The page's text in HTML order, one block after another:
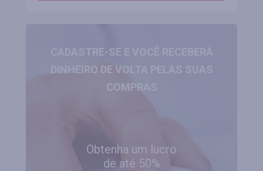
CADASTRE-SE E VOCÊ RECEBERÁ
DINHEIRO DE VOLTA PELAS SUAS
COMPRAS
Obtenha um lucro
de até 50%